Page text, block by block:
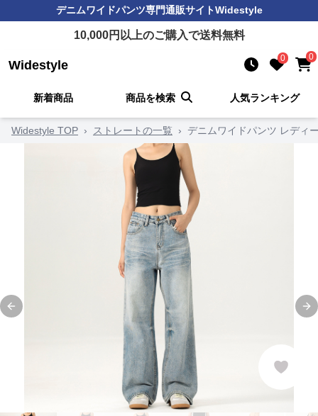
デニムワイドパンツ専門通販サイトWidestyle
10,000円以上のご購入で送料無料
Widestyle 0 0
新着商品 商品を検索 人気ランキング
Widestyle TOP › ストレートの一覧 › デニムワイドパンツ レディ
Previous slide